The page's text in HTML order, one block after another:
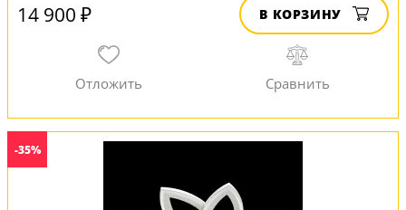
14 900 ₽ В КОРЗИНУ
-35%